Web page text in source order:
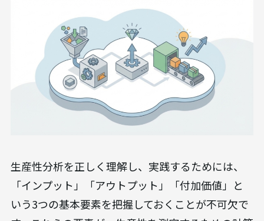
生産性分析を正しく理解し、実践するためには、
「インプット」「アウトプット」「付加価値」と
いう3つの基本要素を把握しておくことが不可欠で